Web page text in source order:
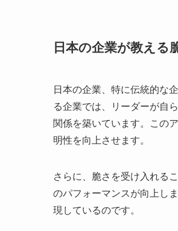
日本の企業が教える
日本の企業、特に伝統的な
る企業では、リーダーが自
関係を築いています。この
明性を向上させます。
さらに、脆さを受け入れる
のパフォーマンスが向上し
現しているのです。